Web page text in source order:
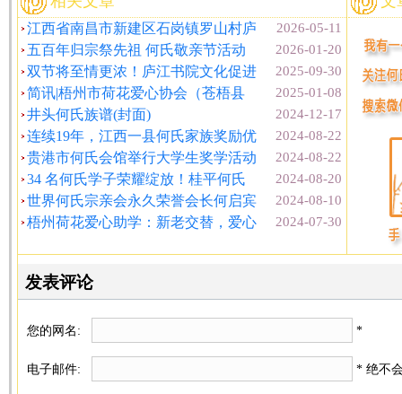
2026-05-11
江西省南昌市新建区石岗镇罗山村庐
2026-01-20
五百年归宗祭先祖 何氏敬亲节活动
2025-09-30
双节将至情更浓！庐江书院文化促进
2025-01-08
简讯|梧州市荷花爱心协会（苍梧县
2024-12-17
井头何氏族谱(封面)
2024-08-22
连续19年，江西一县何氏家族奖励优
2024-08-22
贵港市何氏会馆举行大学生奖学活动
2024-08-20
34 名何氏学子荣耀绽放！桂平何氏
2024-08-10
世界何氏宗亲会永久荣誉会长何启宾
2024-07-30
梧州荷花爱心助学：新老交替，爱心
发表评论
您的网名: *
电子邮件: * 绝不